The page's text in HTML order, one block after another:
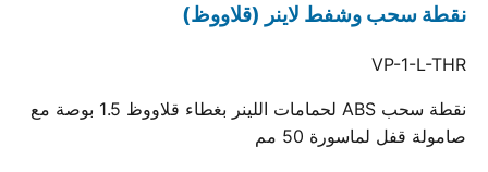
نقطة سحب وشفط لاينر (قلاووظ)
VP-1-L-THR
نقطة سحب ABS لحمامات اللينر بغطاء قلاووظ 1.5 بوصة مع
صامولة قفل لماسورة 50 مم